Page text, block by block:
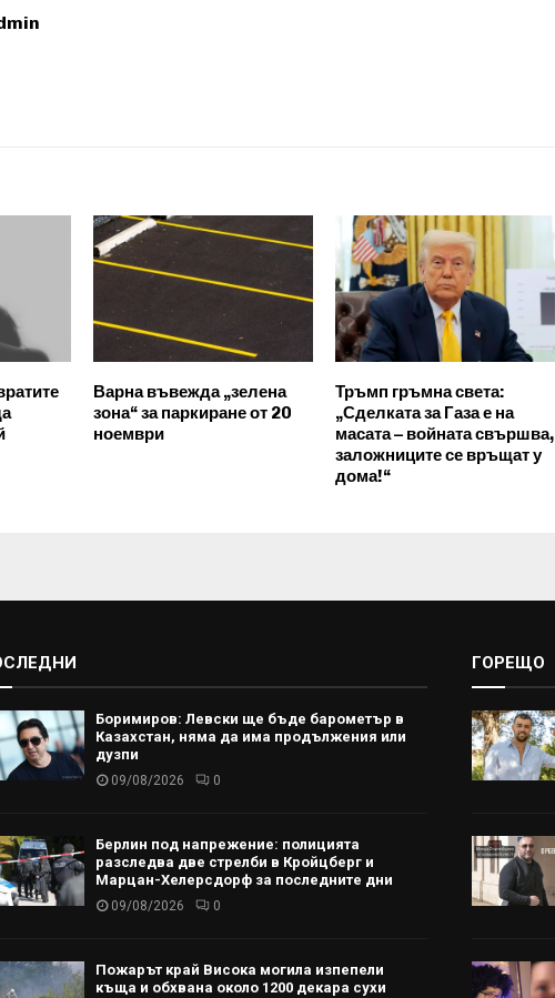
Варна въвежда „зелена
зона“ за паркиране от 20
ноември
Тръмп гръмна света:
„Сделката за Газа е на
масата – войната свършва,
заложниците се връщат у
дома!“
Боримиров: Левски ще бъде барометър в
Казахстан, няма да има продължения или
дузпи
09/08/2026 0
Берлин под напрежение: полицията
разследва две стрелби в Кройцберг и
Марцан-Хелерсдорф за последните дни
09/08/2026 0
Пожарът край Висока могила изпепели
къща и обхвана около 1200 декара сухи
ГОРЕЩО